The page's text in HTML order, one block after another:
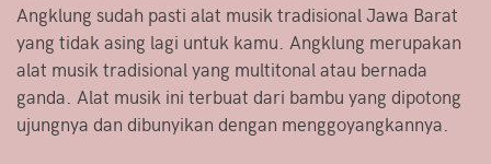
Angklung sudah pasti alat musik tradisional Jawa Barat
yang tidak asing lagi untuk kamu. Angklung merupakan
alat musik tradisional yang multitonal atau bernada
ganda. Alat musik ini terbuat dari bambu yang dipotong
ujungnya dan dibunyikan dengan menggoyangkannya.